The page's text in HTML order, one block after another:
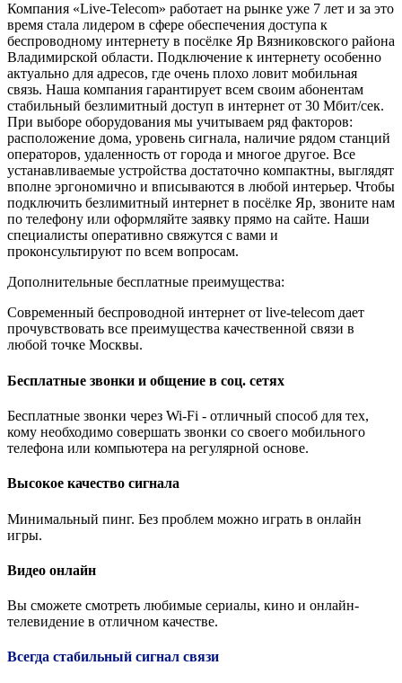
Компания «Live-Telecom» работает на рынке уже 7 лет и за это
время стала лидером в сфере обеспечения доступа к
беспроводному интернету в посёлке Яр Вязниковского района
Владимирской области. Подключение к интернету особенно
актуально для адресов, где очень плохо ловит мобильная
связь. Наша компания гарантирует всем своим абонентам
стабильный безлимитный доступ в интернет от 30 Мбит/сек.
При выборе оборудования мы учитываем ряд факторов:
расположение дома, уровень сигнала, наличие рядом станций
операторов, удаленность от города и многое другое. Все
устанавливаемые устройства достаточно компактны, выглядят
вполне эргономично и вписываются в любой интерьер. Чтобы
подключить безлимитный интернет в посёлке Яр, звоните нам
по телефону или оформляйте заявку прямо на сайте. Наши
специалисты оперативно свяжутся с вами и
проконсультируют по всем вопросам.
Дополнительные бесплатные преимущества:
Современный беспроводной интернет от live-telecom дает
прочувствовать все преимущества качественной связи в
любой точке Москвы.
Бесплатные звонки и общение в соц. сетях
Бесплатные звонки через Wi-Fi - отличный способ для тех,
кому необходимо совершать звонки со своего мобильного
телефона или компьютера на регулярной основе.
Высокое качество сигнала
Минимальный пинг. Без проблем можно играть в онлайн
игры.
Видео онлайн
Вы сможете смотреть любимые сериалы, кино и онлайн-
телевидение в отличном качестве.
Всегда стабильный сигнал связи